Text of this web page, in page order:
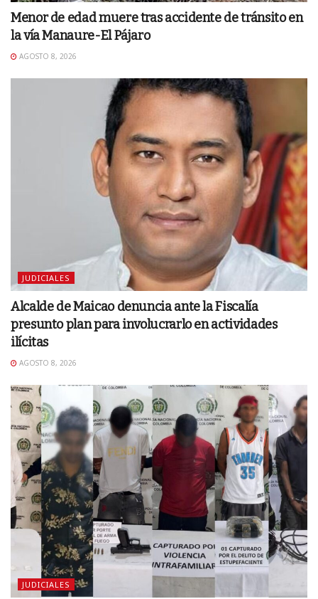
Menor de edad muere tras accidente de tránsito en
la vía Manaure-El Pájaro
AGOSTO 8, 2026
JUDICIALES
Alcalde de Maicao denuncia ante la Fiscalía
presunto plan para involucrarlo en actividades
ilícitas
AGOSTO 8, 2026
JUDICIALES